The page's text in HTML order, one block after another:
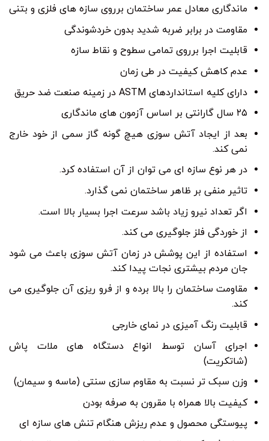
ماندگاری معادل عمر ساختمان برروی سازه های فلزی و بتنی
مقاومت در برابر ضربه شدید بدون خردشوندگی
قابلیت اجرا برروی تمامی سطوح و نقاط سازه
عدم کاهش کیفیت در طی زمان
دارای کلیه استانداردهای ASTM در زمینه صنعت ضد حریق
۲۵ سال گارانتی بر اساس آزمون های ماندگاری
بعد از ایجاد آتش سوزی هیچ گونه گاز سمی از خود خارج
نمی کند.
در هر نوع سازه ای می توان از آن استفاده کرد.
تاثیر منفی بر ظاهر ساختمان نمی گذارد.
اگر تعداد نیرو زیاد باشد سرعت اجرا بسیار بالا است.
از خوردگی فلز جلوگیری می کند.
استفاده از این پوشش در زمان آتش سوزی باعث می شود
جان مردم بیشتری نجات پیدا کند.
مقاومت ساختمان را بالا برده و از فرو ریزی آن جلوگیری می
کند.
قابلیت رنگ آمیزی در نمای خارجی
اجرای آسان توسط انواع دستگاه های ملات پاش
(شاتکریت)
وزن سبک تر نسبت به مقاوم سازی سنتی (ماسه و سیمان)
کیفیت بالا همراه با مقرون به صرفه بودن
پیوستگی محصول و عدم ریزش هنگام تنش های سازه ای